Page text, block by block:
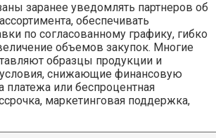
заранее уведомлять партнеров об
обеспечивать
по согласованному графику, гибко
объемов закупок. Многие
образцы продукции и
снижающие финансовую
платежа или беспроцентная
маркетинговая поддержка,